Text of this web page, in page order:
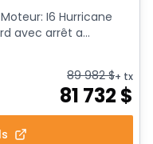
I6 Hurricane
avec arrêt a...
89 982$+ tx
81 732 $